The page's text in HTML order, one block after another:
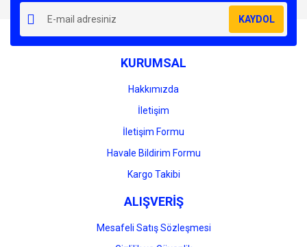
Ürün resmi kalitesiz, bozuk veya görüntülenemiyor.
Ürün açıklamasında eksik bilgiler bulunuyor.
Ürün bilgilerinde hatalar bulunuyor.
Ürün fiyatı diğer sitelerden daha pahalı.
Gönder
KAYDOL
KURUMSAL
Hakkımızda
İletişim
İletişim Formu
Havale Bildirim Formu
Kargo Takibi
ALIŞVERİŞ
Mesafeli Satış Sözleşmesi